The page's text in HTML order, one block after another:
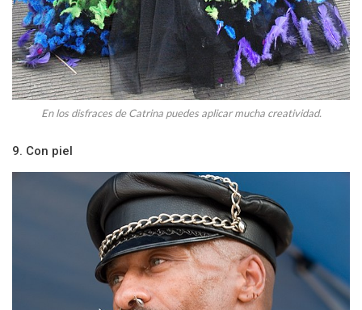
En los disfraces de Catrina puedes aplicar mucha creatividad.
9. Con piel